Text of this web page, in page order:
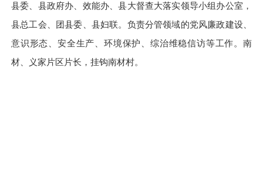
县委、县政府办、效能办、县大督查大落实领导小组办公室，
县总工会、团县委、县妇联。负责分管领域的党风廉政建设、
意识形态、安全生产、环境保护、综治维稳信访等工作。南
材、义家片区片长，挂钩南材村。